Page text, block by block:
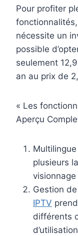
Pour profiter
nécessite un
possible
seulement
an au prix de
« Les
Aperçu
plusieurs
Gestion
IPTV
différents